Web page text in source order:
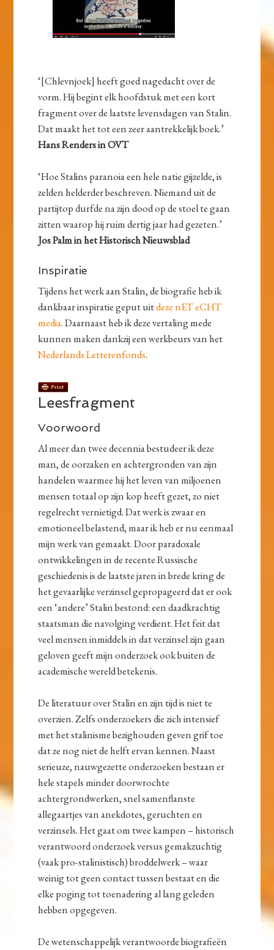
‘[Chlevnjoek] heeft goed nagedacht over de
vorm. Hij begint elk hoofdstuk met een kort
fragment over de laatste levensdagen van Stalin.
Dat maakt het tot een zeer aantrekkelijk boek.’
Hans Renders in OVT
‘Hoe Stalins paranoia een hele natie gijzelde, is
zelden helderder beschreven. Niemand uit de
partijtop durfde na zijn dood op de stoel te gaan
zitten waarop hij ruim dertig jaar had gezeten.’
Jos Palm in het Historisch Nieuwsblad
Inspiratie
Tijdens het werk aan Stalin, de biografie heb ik
dankbaar inspiratie geput uitdeze nET eCHT
media. Daarnaast heb ik deze vertaling mede
kunnen maken dankzij een werkbeurs van het
Nederlands Letterenfonds.
Leesfragment
Voorwoord
Al meer dan twee decennia bestudeer ik deze
man, de oorzaken en achtergronden van zijn
handelen waarmee hij het leven van miljoenen
mensen totaal op zijn kop heeft gezet, zo niet
regelrecht vernietigd. Dat werk is zwaar en
emotioneel belastend, maar ik heb er nu eenmaal
mijn werk van gemaakt. Door paradoxale
ontwikkelingen in de recente Russische
geschiedenis is de laatste jaren in brede kring de
het gevaarlijke verzinsel gepropageerd dat er ook
een ‘andere’ Stalin bestond: een daadkrachtig
staatsman die navolging verdient. Het feit dat
veel mensen inmiddels in dat verzinsel zijn gaan
geloven geeft mijn onderzoek ook buiten de
academische wereld betekenis.
De literatuur over Stalin en zijn tijd is niet te
overzien. Zelfs onderzoekers die zich intensief
met het stalinisme bezighouden geven grif toe
dat ze nog niet de helft ervan kennen. Naast
serieuze, nauwgezette onderzoeken bestaan er
hele stapels minder doorwrochte
achtergrondwerken, snel samenflanste
allegaartjes van anekdotes, geruchten en
verzinsels. Het gaat om twee kampen – historisch
verantwoord onderzoek versus gemakzuchtig
(vaak pro-stalinistisch) broddelwerk – waar
weinig tot geen contact tussen bestaat en die
elke poging tot toenadering al lang geleden
hebben opgegeven.
De wetenschappelijk verantwoorde biografieën